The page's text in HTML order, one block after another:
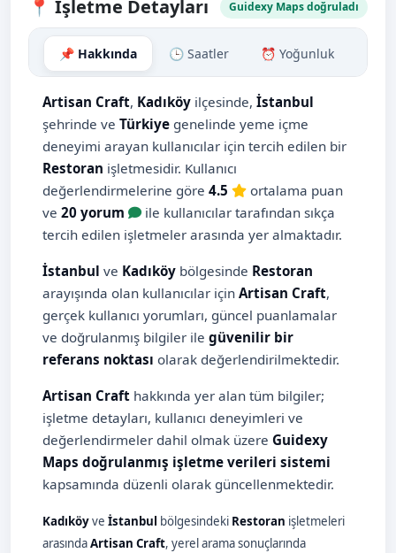
📍 İşletme Detayları Guidexy Maps doğruladı
📌 Hakkında 🕒 Saatler ⏰ Yoğunluk
Artisan Craft, Kadıköy ilçesinde, İstanbul
şehrinde ve Türkiye genelinde yeme içme
deneyimi arayan kullanıcılar için tercih edilen bir
Restoran işletmesidir. Kullanıcı
değerlendirmelerine göre 4.5
ortalama puan
ve 20 yorum
ile kullanıcılar tarafından sıkça
tercih edilen işletmeler arasında yer almaktadır.
İstanbul ve Kadıköy bölgesinde Restoran
arayışında olan kullanıcılar için Artisan Craft,
gerçek kullanıcı yorumları, güncel puanlamalar
ve doğrulanmış bilgiler ile güvenilir bir
referans noktası olarak değerlendirilmektedir.
Artisan Craft hakkında yer alan tüm bilgiler;
işletme detayları, kullanıcı deneyimleri ve
değerlendirmeler dahil olmak üzere Guidexy
Maps doğrulanmış işletme verileri sistemi
kapsamında düzenli olarak güncellenmektedir.
Kadıköyve İstanbul bölgesindeki Restoran işletmeleri
arasındaArtisan Craft, yerel arama sonuçlarında